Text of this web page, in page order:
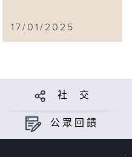
17/01/2025
社 交
公眾回饋